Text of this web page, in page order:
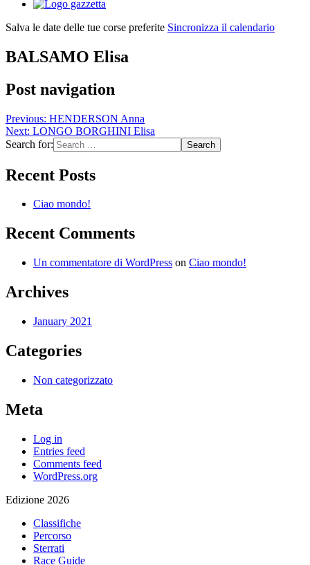
Salva le date delle tue corse preferite Sincronizza il calendario
BALSAMO Elisa
Post navigation
Previous: HENDERSON Anna
Next: LONGO BORGHINI Elisa
Search for:
Recent Posts
Ciao mondo!
Recent Comments
Un commentatore di WordPress on Ciao mondo!
Archives
January 2021
Categories
Non categorizzato
Meta
Log in
Entries feed
Comments feed
WordPress.org
Edizione 2026
Classifiche
Percorso
Sterrati
Race Guide